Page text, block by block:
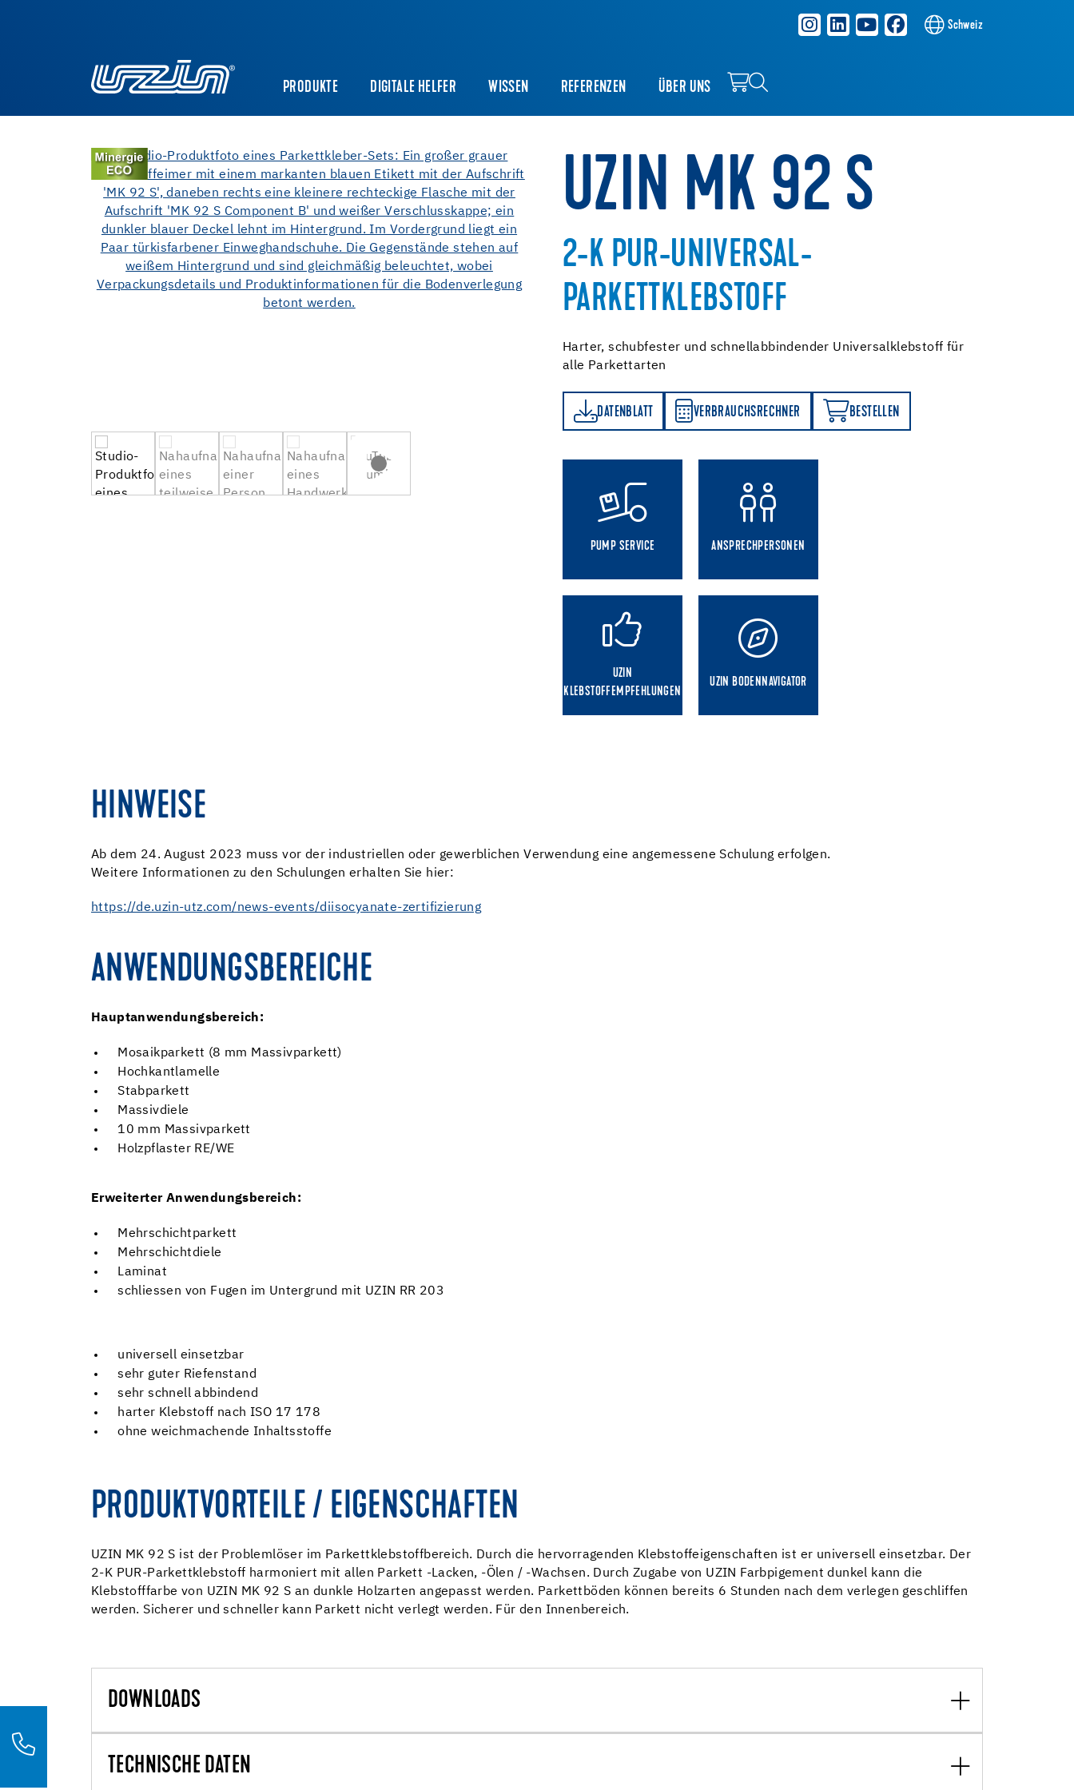
Schweiz
PRODUKTE DIGITALE HELFER WISSEN REFERENZEN ÜBER UNS
UZIN MK 92 S
2-K PUR-UNIVERSAL-
PARKETTKLEBSTOFF
Harter, schubfester und schnellabbindender Universalklebstoff für
alle Parkettarten
DATENBLATT VERBRAUCHSRECHNER
VERBRAUCHSRECHNER BESTELLEN
BESTELLEN
PUMP SERVICE ANSPRECHPERSONEN
UZIN
KLEBSTOFFEMPFEHLUNGEN
UZIN BODENNAVIGATOR
HINWEISE
Ab dem 24. August 2023 muss vor der industriellen oder gewerblichen Verwendung eine angemessene Schulung erfolgen.
Weitere Informationen zu den Schulungen erhalten Sie hier:
https://de.uzin-utz.com/news-events/diisocyanate-zertifizierung
ANWENDUNGSBEREICHE
Hauptanwendungsbereich:
Mosaikparkett (8 mm Massivparkett)
Hochkantlamelle
Stabparkett
Massivdiele
10 mm Massivparkett
Holzpflaster RE/WE
Erweiterter Anwendungsbereich:
Mehrschichtparkett
Mehrschichtdiele
Laminat
schliessen von Fugen im Untergrund mit UZIN RR 203
universell einsetzbar
sehr guter Riefenstand
sehr schnell abbindend
harter Klebstoff nach ISO 17 178
ohne weichmachende Inhaltsstoffe
PRODUKTVORTEILE / EIGENSCHAFTEN
UZIN MK 92 S ist der Problemlöser im Parkettklebstoffbereich. Durch die hervorragenden Klebstoffeigenschaften ist er universell einsetzbar. Der
2-K PUR-Parkettklebstoff harmoniert mit allen Parkett -Lacken, -Ölen / -Wachsen. Durch Zugabe von UZIN Farbpigement dunkel kann die
Klebstofffarbe von UZIN MK 92 S an dunkle Holzarten angepasst werden. Parkettböden können bereits 6 Stunden nach dem verlegen geschliffen
werden. Sicherer und schneller kann Parkett nicht verlegt werden. Für den Innenbereich.
DOWNLOADS
TECHNISCHE DATEN